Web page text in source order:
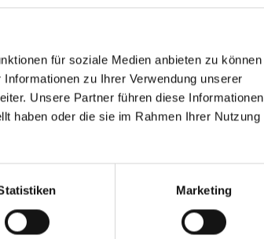
für soziale Medien anbieten zu können
zu Ihrer Verwendung unserer
Unsere Partner führen diese Informationen
haben oder die sie im Rahmen Ihrer Nutzung
Marketing
29,95 €